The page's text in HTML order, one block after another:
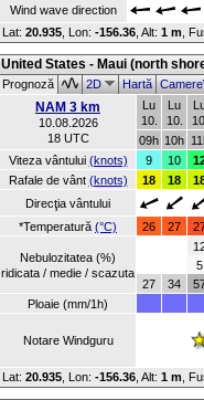
Wind wave direction
Lat: 20.935 , Lon: -156.36 Alt: 1 m ,
United States - Maui (north
Prognoză 2D Hartă
NAM 3 km
10.08.2026
18 UTC
Lu
10.
Lu
10.
10.
09h 10h
Viteza vântului (knots) 9 10
Rafale de vânt (knots) 18 18
Direcţia vântului
*Temperatură (°C) 26 27
Nebulozitatea (%)
ridicata / medie / scazuta
27
34
5
Ploaie (mm/1h)
Notare Windguru
Lat: 20.935 , Lon: -156.36 Alt: 1 m ,